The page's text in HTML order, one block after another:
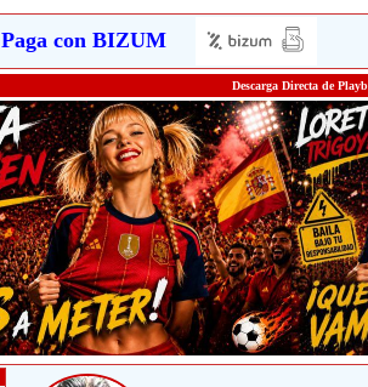
Paga con BIZUM
Descarga Directa de